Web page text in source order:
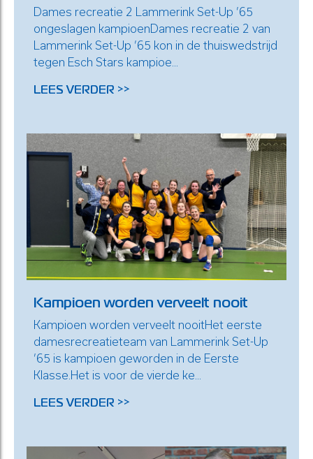
Dames recreatie 2 Lammerink Set-Up ’65
ongeslagen kampioenDames recreatie 2 van
Lammerink Set-Up ’65 kon in de thuiswedstrijd
tegen Esch Stars kampioe...
LEES VERDER >>
Kampioen worden verveelt nooit
Kampioen worden verveelt nooitHet eerste
damesrecreatieteam van Lammerink Set-Up
’65 is kampioen geworden in de Eerste
Klasse.Het is voor de vierde ke...
LEES VERDER >>